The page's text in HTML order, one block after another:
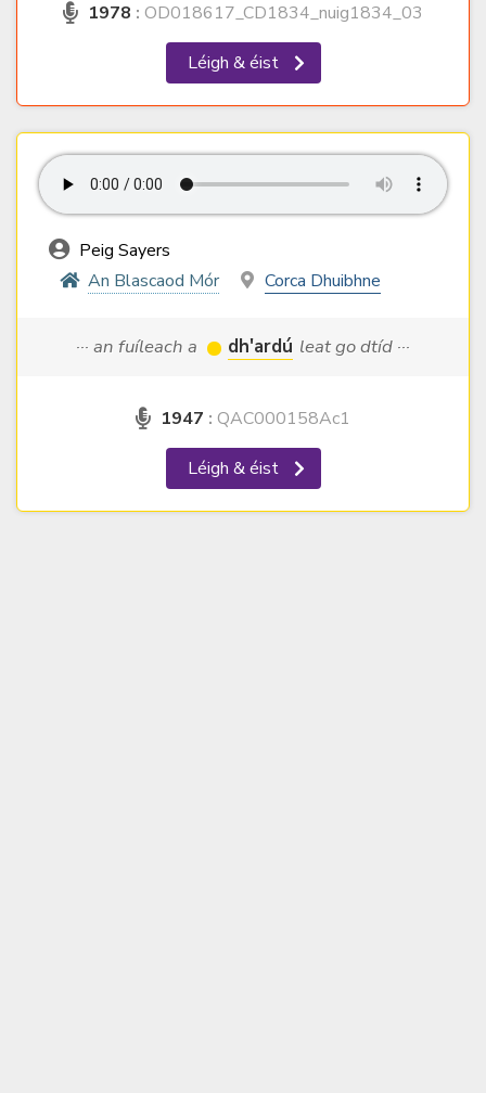
1978 : OD018617_CD1834_nuig1834_03
Léigh & éist
Peig Sayers
An Blascaod Mór
Corca Dhuibhne
··· an fuíleach a dh'ardú leat go dtíd ···
1947 : QAC000158Ac1
Léigh & éist